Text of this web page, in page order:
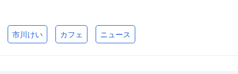
市川けい カフェ ニュース